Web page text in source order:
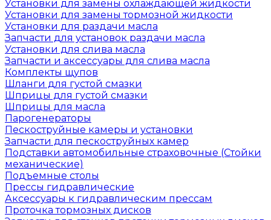
Установки для замены охлаждающей жидкости
Установки для замены тормозной жидкости
Установки для раздачи масла
Запчасти для установок раздачи масла
Установки для слива масла
Запчасти и аксессуары для слива масла
Комплекты щупов
Шланги для густой смазки
Шприцы для густой смазки
Шприцы для масла
Парогенераторы
Пескоструйные камеры и установки
Запчасти для пескоструйных камер
Подставки автомобильные страховочные (Стойки
механические)
Подъемные столы
Прессы гидравлические
Аксессуары к гидравлическим прессам
Проточка тормозных дисков